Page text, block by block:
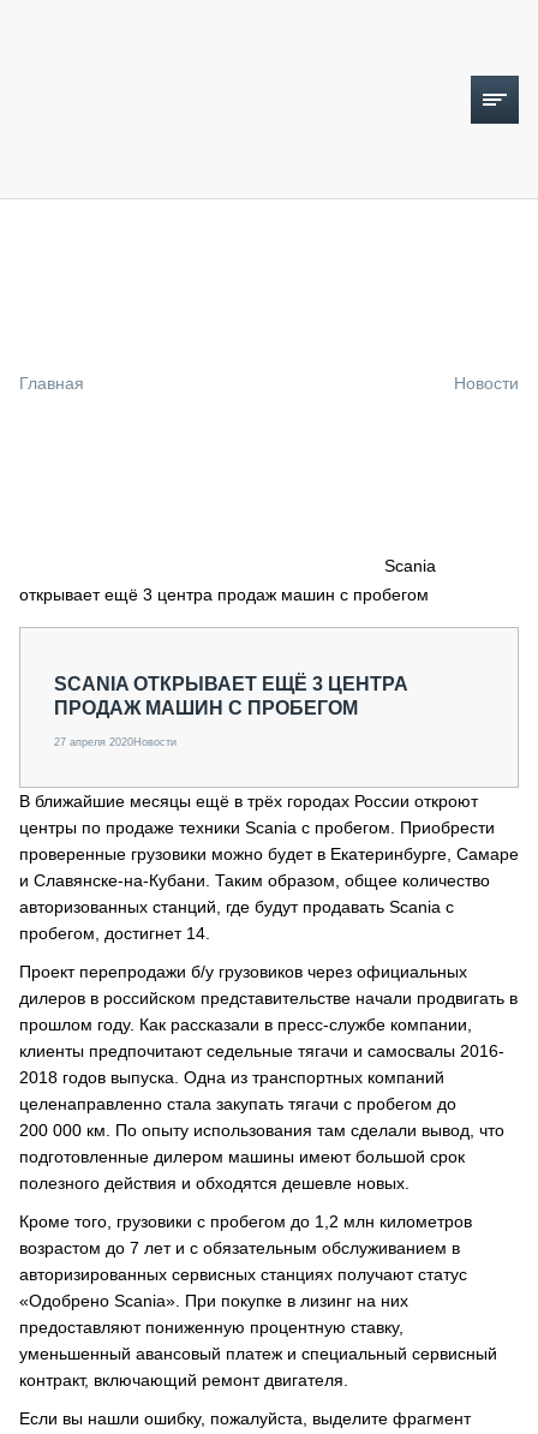
СПЕЦПРОЕКТЫ
О ПРОЕКТЕ
Главная Новости
Scania
открывает ещё 3 центра продаж машин с пробегом
SCANIA ОТКРЫВАЕТ ЕЩЁ 3 ЦЕНТРА
ПРОДАЖ МАШИН С ПРОБЕГОМ
27 апреля 2020Новости
В ближайшие месяцы ещё в трёх городах России откроют
центры по продаже техники Scania с пробегом. Приобрести
проверенные грузовики можно будет в Екатеринбурге, Самаре
и Славянске-на-Кубани. Таким образом, общее количество
авторизованных станций, где будут продавать Scania с
пробегом, достигнет 14.
Проект перепродажи б/у грузовиков через официальных
дилеров в российском представительстве начали продвигать в
прошлом году. Как рассказали в пресс-службе компании,
клиенты предпочитают седельные тягачи и самосвалы 2016-
2018 годов выпуска. Одна из транспортных компаний
целенаправленно стала закупать тягачи с пробегом до
200 000 км. По опыту использования там сделали вывод, что
подготовленные дилером машины имеют большой срок
полезного действия и обходятся дешевле новых.
Кроме того, грузовики c пробегом до 1,2 млн километров
возрастом до 7 лет и с обязательным обслуживанием в
авторизированных сервисных станциях получают статус
«Одобрено Scania». При покупке в лизинг на них
предоставляют пониженную процентную ставку,
уменьшенный авансовый платеж и специальный сервисный
контракт, включающий ремонт двигателя.
Если вы нашли ошибку, пожалуйста, выделите фрагмент